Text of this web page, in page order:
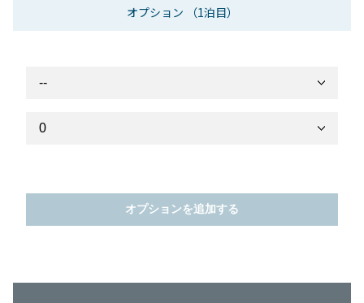
オプション （1泊目）
オプションを追加する